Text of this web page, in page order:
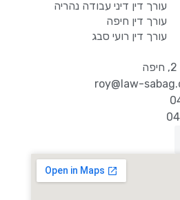
עורך דין דיני עבודה נהריה
עורך דין חיפה
עורך דין רועי סבג